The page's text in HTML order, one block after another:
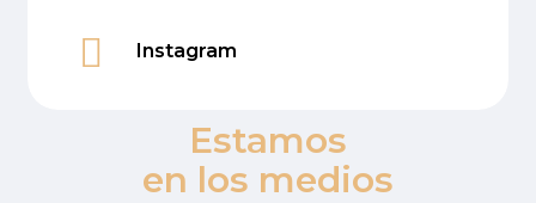
Instagram
Estamos
en los medios